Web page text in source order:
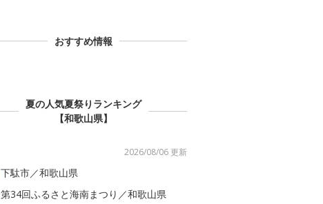
おすすめ情報
夏の人気夏祭りランキング
【和歌山県】
2026/08/06 更新
下駄市／和歌山県
第34回ふるさと海南まつり／和歌山県